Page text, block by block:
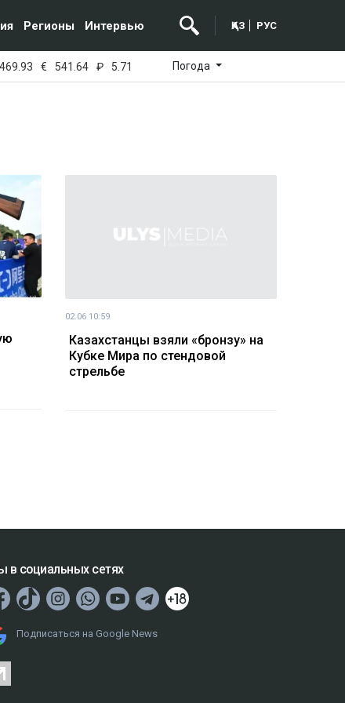
Регионы Интервью ҚАЗ РУС
469.93 € 541.64 ₽ 5.71 Погода
02.06 10:59
Казахстанцы взяли «бронзу» на
Кубке Мира по стендовой
стрельбе
в социальных сетях
Подписаться на Google News